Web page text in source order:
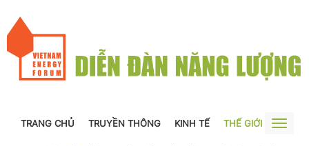
TRANG CHỦ TRUYỀN THÔNG KINH TẾ THẾ GIỚI
Toggle